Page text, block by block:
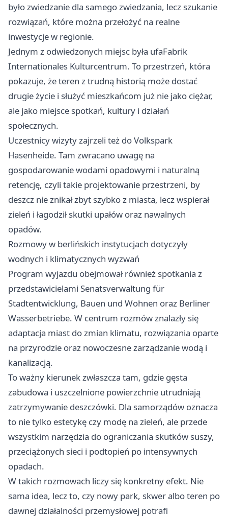
było zwiedzanie dla samego zwiedzania, lecz szukanie
rozwiązań, które można przełożyć na realne
inwestycje w regionie.
Jednym z odwiedzonych miejsc była ufaFabrik
Internationales Kulturcentrum. To przestrzeń, która
pokazuje, że teren z trudną historią może dostać
drugie życie i służyć mieszkańcom już nie jako ciężar,
ale jako miejsce spotkań, kultury i działań
społecznych.
Uczestnicy wizyty zajrzeli też do Volkspark
Hasenheide. Tam zwracano uwagę na
gospodarowanie wodami opadowymi i naturalną
retencję, czyli takie projektowanie przestrzeni, by
deszcz nie znikał zbyt szybko z miasta, lecz wspierał
zieleń i łagodził skutki upałów oraz nawalnych
opadów.
Rozmowy w berlińskich instytucjach dotyczyły
wodnych i klimatycznych wyzwań
Program wyjazdu obejmował również spotkania z
przedstawicielami Senatsverwaltung für
Stadtentwicklung, Bauen und Wohnen oraz Berliner
Wasserbetriebe. W centrum rozmów znalazły się
adaptacja miast do zmian klimatu, rozwiązania oparte
na przyrodzie oraz nowoczesne zarządzanie wodą i
kanalizacją.
To ważny kierunek zwłaszcza tam, gdzie gęsta
zabudowa i uszczelnione powierzchnie utrudniają
zatrzymywanie deszczówki. Dla samorządów oznacza
to nie tylko estetykę czy modę na zieleń, ale przede
wszystkim narzędzia do ograniczania skutków suszy,
przeciążonych sieci i podtopień po intensywnych
opadach.
W takich rozmowach liczy się konkretny efekt. Nie
sama idea, lecz to, czy nowy park, skwer albo teren po
dawnej działalności przemysłowej potrafi